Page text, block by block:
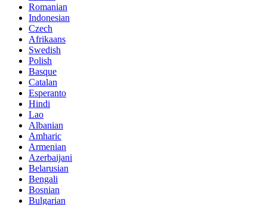
Romanian
Indonesian
Czech
Afrikaans
Swedish
Polish
Basque
Catalan
Esperanto
Hindi
Lao
Albanian
Amharic
Armenian
Azerbaijani
Belarusian
Bengali
Bosnian
Bulgarian